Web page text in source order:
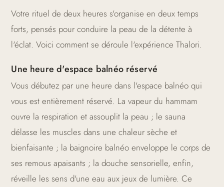
Votre rituel de deux heures s'organise en deux temps
forts, pensés pour conduire la peau de la détente à
l'éclat. Voici comment se déroule l'expérience Thalori.
Une heure d'espace balnéo réservé
Vous débutez par une heure dans l'espace balnéo qui
vous est entièrement réservé. La vapeur du hammam
ouvre la respiration et assouplit la peau ; le sauna
délasse les muscles dans une chaleur sèche et
bienfaisante ; la baignoire balnéo enveloppe le corps de
ses remous apaisants ; la douche sensorielle, enfin,
réveille les sens d'une eau aux jeux de lumière. Ce